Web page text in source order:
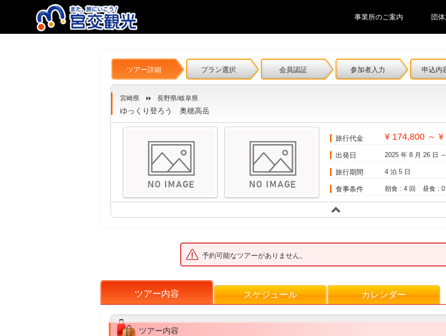
事業所のご案内 団
ツアー詳細 プラン選択 会員認証 参加者入力 申込内
宮崎県 長野県/岐阜県
ゆっくり登ろう 奥穂高岳
旅行代金 ¥ 174,800 ～ ¥
出発日 2025 年 8 月 26 日
旅行期間 4 泊 5 日
食事条件 朝食 : 4 回 昼食 :
予約可能なツアーがありません。
ツアー内容 スケジュール カレンダー
ツアー内容